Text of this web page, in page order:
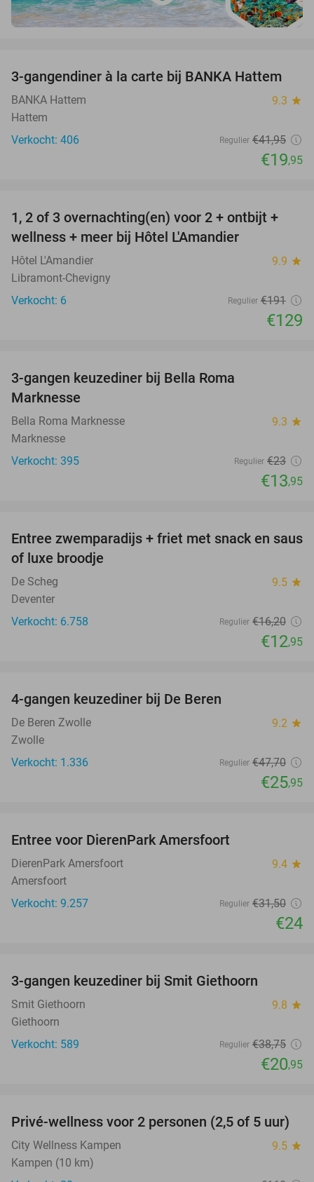
52%
3-gangendiner à la carte bij BANKA Hattem
BANKA Hattem 9.3 star
Hattem
Verkocht: 406
Regulier €41,95
€19,95
32%
TODAY
1, 2 of 3 overnachting(en) voor 2 + ontbijt +
wellness + meer bij Hôtel L'Amandier
Hôtel L'Amandier 9.9 star
Libramont-Chevigny
Verkocht: 6
Regulier €191
€129
3-gangen keuzediner bij Bella Roma
Marknesse
Bella Roma Marknesse 9.3 star
Marknesse
Verkocht: 395
Regulier €23
€13,95
20%
Entree zwemparadijs + friet met snack en saus
of luxe broodje
De Scheg 9.5 star
Deventer
Verkocht: 6.758
Regulier €16,20
€12,95
4-gangen keuzediner bij De Beren
De Beren Zwolle 9.2 star
Zwolle
Verkocht: 1.336
Regulier €47,70
€25,95
Entree voor DierenPark Amersfoort
DierenPark Amersfoort 9.4 star
Amersfoort
Verkocht: 9.257
Regulier €31,50
€24
3-gangen keuzediner bij Smit Giethoorn
Smit Giethoorn 9.8 star
Giethoorn
Verkocht: 589
Regulier €38,75
€20,95
41%
Privé-wellness voor 2 personen (2,5 of 5 uur)
City Wellness Kampen 9.5 star
Kampen (10 km)